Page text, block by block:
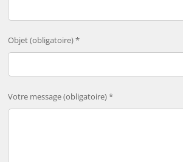
Objet (obligatoire) *
Votre message (obligatoire) *